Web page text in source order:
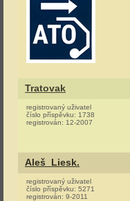
Tratovak
registrovaný uživatel
číslo příspěvku: 1738
registrován: 12-2007
Aleš_Liesk.
registrovaný uživatel
číslo příspěvku: 5271
registrován: 9-2011